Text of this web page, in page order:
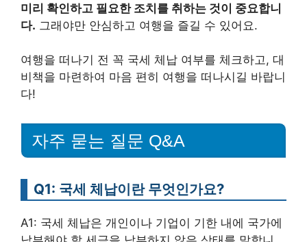
미리 확인하고 필요한 조치를 취하는 것이 중요합니
다. 그래야만 안심하고 여행을 즐길 수 있어요.
여행을 떠나기 전 꼭 국세 체납 여부를 체크하고, 대
비책을 마련하여 마음 편히 여행을 떠나시길 바랍니
다!
자주 묻는 질문 Q&A
Q1: 국세 체납이란 무엇인가요?
A1: 국세 체납은 개인이나 기업이 기한 내에 국가에